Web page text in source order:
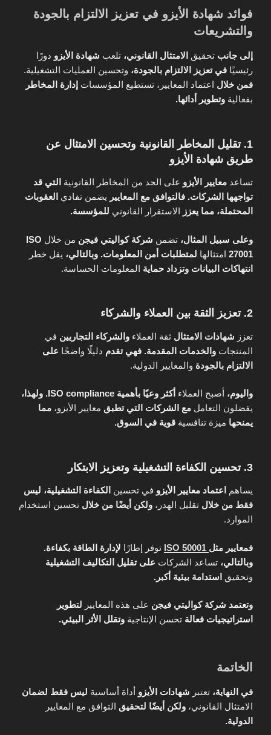
فوائد شهادة الأيزو في تعزيز الالتزام بالجودة
والتشريعات
إلى جانب تحقيق الامتثال القانوني، تلعب شهادة الأيزو دورًا
رئيسيًا في تعزيز الالتزام بالجودة، وتحسين العمليات التشغيلية.
فمن خلال اعتماد المعايير، تستطيع المؤسسات إدارة المخاطر
بفعالية وتطوير أدائها.
1. تقليل المخاطر القانونية وتحسين الامتثال عن
طريق شهادة الأيزو
تساعد معايير الأيزو على الحد من المخاطر القانونية التي قد
تواجهها الشركات. فالتوافق مع المعايير يضمن تفادي العقوبات
المحتملة، مما يعزز الاستقرار القانوني للمؤسسة.
وعلى سبيل المثال، تضمن شركة كواليتي فيجن من خلال ISO
27001 امتثالها لمتطلبات أمن المعلومات. وبالتالي، يقل خطر
انتهاكات البيانات وتزداد حماية المعلومات الحساسة.
2. تعزيز الثقة بين العملاء والشركاء
تعزز شهادات الامتثال ثقة العملاء والشركاء التجاريين في
المنتجات والخدمات المقدمة. فهي تقدم دليلًا واضحًا على
الالتزام بالجودة والمعايير الدولية.
واليوم، أصبح العملاء أكثر وعيًا بأهمية ISO compliance. ولهذا،
يفضلون التعامل مع الشركات التي تطبق معايير الأيزو، مما
يمنحها ميزة تنافسية قوية في السوق.
3. تحسين الكفاءة التشغيلية وتعزيز الابتكار
يساهم اعتماد معايير الأيزو في تحسين الكفاءة التشغيلية، ليس
فقط من خلال تقليل الهدر، ولكن أيضًا من خلال تحسين استخدام
الموارد.
فمعايير مثل ISO 50001 توفر إطارًا لإدارة الطاقة بكفاءة.
وبالتالي، تساعد الشركات على تقليل التكاليف التشغيلية
وتحقيق استدامة بيئية أكبر.
وتعتمد شركة كواليتي فيجن على هذه المعايير لتطوير
استراتيجيات فعالة تحسن الإنتاجية وتقلل الأثر البيئي.
الخاتمة
في النهاية، تعتبر شهادات الأيزو أداة أساسية ليس فقط لضمان
الامتثال القانوني، ولكن أيضًا لتحقيق التوافق مع المعايير
الدولية.